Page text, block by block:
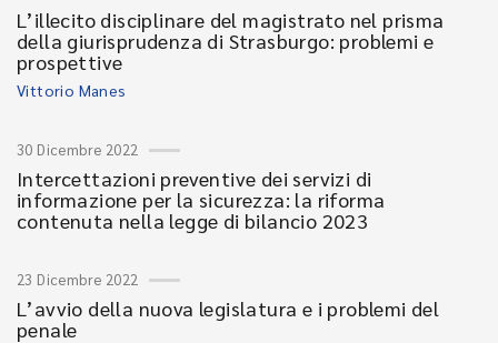
L’illecito disciplinare del magistrato nel prisma
della giurisprudenza di Strasburgo: problemi e
prospettive
Vittorio Manes
30 Dicembre 2022
Intercettazioni preventive dei servizi di
informazione per la sicurezza: la riforma
contenuta nella legge di bilancio 2023
23 Dicembre 2022
L’avvio della nuova legislatura e i problemi del
penale